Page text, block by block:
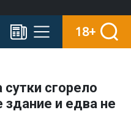
18+
сгорело
здание и едва не